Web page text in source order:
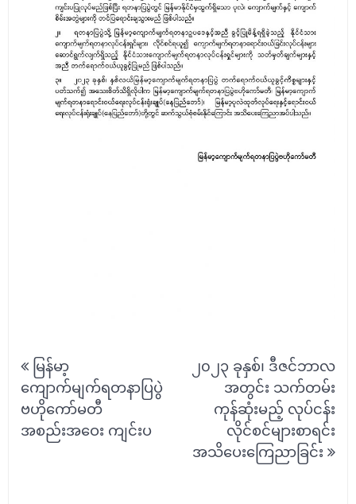
Post
navigation
မြန်မာ့
ကျောက်မျက်ရတနာပြပွဲ
ဗဟိုကော်မတီ
အစည်းအဝေး ကျင်းပ
၂၀၂၃ ခုနှစ်၊ ဒီဇင်ဘာလ
အတွင်း သက်တမ်း
ကုန်ဆုံးမည့် လုပ်ငန်း
လိုင်စင်များစာရင်း
အသိပေးကြေညာခြင်း